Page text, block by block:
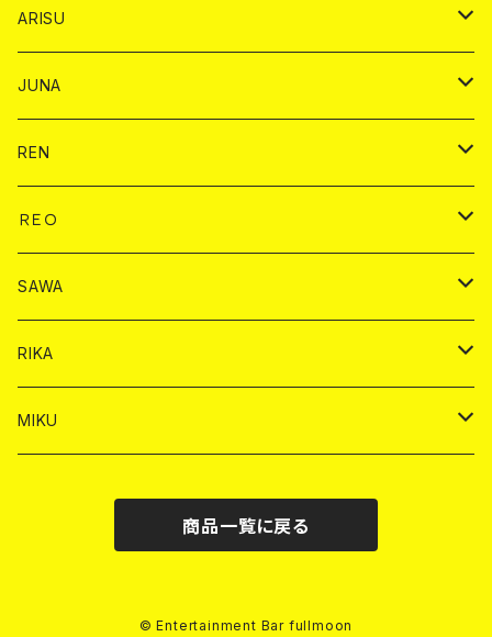
ショット
ドリンク
シャンパン
ドリンク
チェキ
バイカ
ドリンク
ドリンク
ヤードグラス
チェキ
ARISU
バイカ
ドリンク
ドリンク
シャンパン
チェキ
JUNA
バイカ
ドリンク
シャンパン
ヤードグラス
チェキ
REN
バイカ
ドリンク
ショット
シャンパン
チェキ
ＲＥＯ
ドリンク
シャンパン
ショット
バイカ
チェキ
SAWA
ドリンク
シャンパン
バイカ
RIKA
ドリンク
MIKU
商品一覧に戻る
© Entertainment Bar fullmoon